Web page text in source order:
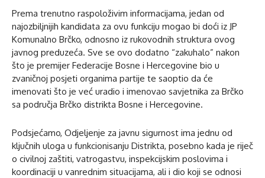
Prema trenutno raspoloživim informacijama, jedan od
najozbiljnijih kandidata za ovu funkciju mogao bi doći iz JP
Komunalno Brčko, odnosno iz rukovodnih struktura ovog
javnog preduzeća. Sve se ovo dodatno “zakuhalo” nakon
što je premijer Federacije Bosne i Hercegovine bio u
zvaničnoj posjeti organima partije te saoptio da će
imenovati što je već uradio i imenovao savjetnika za Brčko
sa područja Brčko distrikta Bosne i Hercegovine.
Podsjećamo, Odjeljenje za javnu sigurnost ima jednu od
ključnih uloga u funkcionisanju Distrikta, posebno kada je riječ
o civilnoj zaštiti, vatrogastvu, inspekcijskim poslovima i
koordinaciji u vanrednim situacijama, ali i dio koji se odnosi